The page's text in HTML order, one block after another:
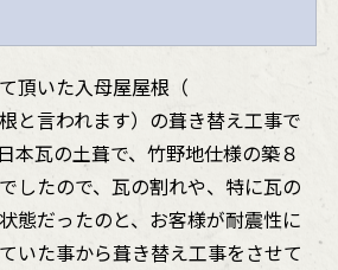
頂いた入母屋屋根（
と言われます）の葺き替え工事で
本瓦の土葺で、竹野地仕様の築８
したので、瓦の割れや、特に瓦の
態だったのと、お客様が耐震性に
いた事から葺き替え工事をさせて